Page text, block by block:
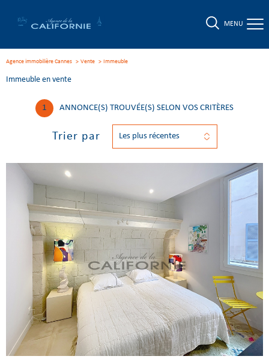
MENU
Agence immobilière Cannes Vente immeuble
Immeuble en vente
1 ANNONCE(S) TROUVÉE(S) SELON VOS CRITÈRES
Trier par Les plus récentes
Voir le
bien